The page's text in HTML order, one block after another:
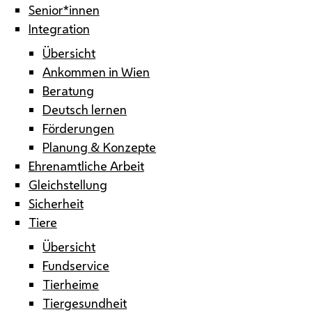
Senior*innen
Integration
Übersicht
Ankommen in Wien
Beratung
Deutsch lernen
Förderungen
Planung & Konzepte
Ehrenamtliche Arbeit
Gleichstellung
Sicherheit
Tiere
Übersicht
Fundservice
Tierheime
Tiergesundheit